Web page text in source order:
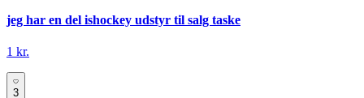
jeg har en del ishockey udstyr til salg taske
1 kr.
3